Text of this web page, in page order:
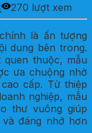
270 lượt xem
là ấn tượng
dung bên trong.
thuộc, mẫu
ưa chuộng nhờ
cấp. Từ thiệp
nghiệp, mẫu
thư vuông giúp
đáng nhớ hơn